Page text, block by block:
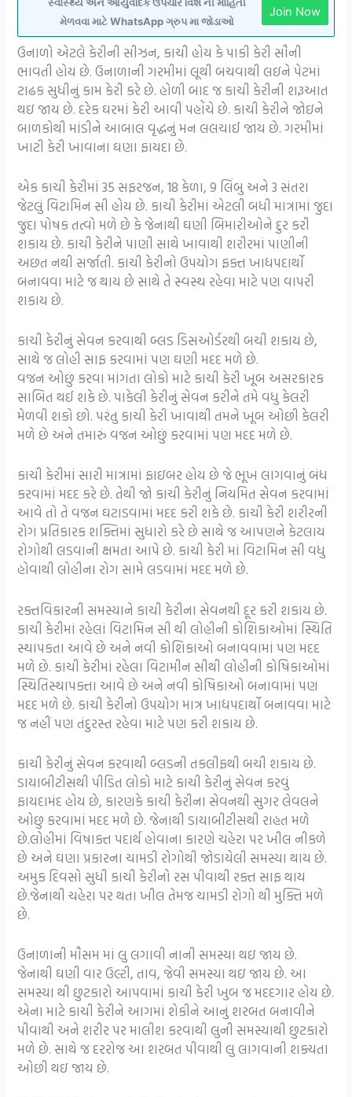
મેળવવા માટે WhatsApp ગ્રુપ મા જોડાઓ
Join Now
ઉનાળો એટલે કેરીની સીઝન, કાચી હોય કે પાકી કેરી સૌની
ભાવતી હોય છે. ઉનાળાની ગરમીમાં લૂથી બચવાથી લઇને પેટમાં
ટાઢક સુધીનું કામ કેરી કરે છે. હોળી બાદ જ કાચી કેરીની શરૂઆત
થઇ જાય છે. દરેક ઘરમાં કેરી આવી પહોંચે છે. કાચી કેરીને જોઇને
બાળકોથી માંડીને આબાલ વૃદ્ધનું મન લલચાઈ જાય છે. ગરમીમાં
ખાટી કેરી ખાવાના ઘણા ફાયદા છે.
એક કાચી કેરીમાં 35 સફરજન, 18 કેળા, 9 લિંબુ અને 3 સંતરા
જેટલું વિટામિન સી હોય છે. કાચી કેરીમાં એટલી બધી માત્રામાં જુદા
જુદા પોષક તત્વો મળે છે કે જેનાથી ઘણી બિમારીઓને દુર કરી
શકાય છે. કાચી કેરીને પાણી સાથે ખાવાથી શરીરમાં પાણીની
અછત નથી સર્જાતી. કાચી કેરીનો ઉપયોગ ફક્ત ખાદ્યપદાર્થો
બનાવવા માટે જ થાય છે સાથે તે સ્વસ્થ રહેવા માટે પણ વાપરી
શકાય છે.
કાચી કેરીનું સેવન કરવાથી બ્લડ ડિસઓર્ડરથી બચી શકાય છે,
સાથે જ લોહી સાફ કરવામાં પણ ઘણી મદદ મળે છે.
વજન ઓછું કરવા માંગતા લોકો માટે કાચી કેરી ખૂબ અસરકારક
સાબિત થઈ શકે છે. પાકેલી કેરીનું સેવન કરીને તમે વધુ કેલરી
મેળવી શકો છો. પરંતુ કાચી કેરી ખાવાથી તમને ખૂબ ઓછી કેલરી
મળે છે અને તમારું વજન ઓછું કરવામાં પણ મદદ મળે છે.
કાચી કેરીમાં સારી માત્રામાં ફાઇબર હોય છે જે ભૂખ લાગવાનું બંધ
કરવામાં મદદ કરે છે. તેથી જો કાચી કેરીનું નિયમિત સેવન કરવામાં
આવે તો તે વજન ઘટાડવામાં મદદ કરી શકે છે. કાચી કેરી શરીરની
રોગ પ્રતિકારક શક્તિમાં સુધારો કરે છે સાથે જ આપણને કેટલાય
રોગોથી લડવાની ક્ષમતા આપે છે. કાચી કેરી માં વિટામિન સી વધુ
હોવાથી લોહીના રોગ સામે લડવામાં મદદ મળે છે.
રક્તવિકારની સમસ્યાને કાચી કેરીના સેવનથી દૂર કરી શકાય છે.
કાચી કેરીમાં રહેલાં વિટામિન સી થી લોહીની કોશિકાઓમાં સ્થિતિ
સ્થાપકતા આવે છે અને નવી કોશિકાઓ બનાવવામાં પણ મદદ
મળે છે. કાચી કેરીમાં રહેલા વિટામીન સીથી લોહીની કોષિકાઓમાં
સ્થિતિસ્થાપક્તા આવે છે અને નવી કોષિકાઓ બનાવામાં પણ
મદદ મળે છે. કાચી કેરીનો ઉપયોગ માત્ર ખાદ્યપદાર્થો બનાવવા માટે
જ નહીં પણ તંદુરસ્ત રહેવા માટે પણ કરી શકાય છે.
કાચી કેરીનું સેવન કરવાથી બ્લડની તકલીફથી બચી શકાય છે.
ડાયાબીટીસથી પીડિત લોકો માટે કાચી કેરીનું સેવન કરવું
ફાયદામંદ હોય છે, કારણકે કાચી કેરીના સેવનથી સુગર લેવલને
ઓછુ કરવામાં મદદ મળે છે. જેનાથી ડાયાબીટીસથી રાહત મળે
છે.લોહીમાં વિષાક્ત પદાર્થ હોવાના કારણે ચહેરા પર ખીલ નીકળે
છે અને ઘણા પ્રકારના ચામડી રોગોથી જોડાયેલી સમસ્યા થાય છે.
અમુક દિવસો સુધી કાચી કેરીનો રસ પીવાથી રક્ત સાફ થાય
છે.જેનાથી ચહેરા પર થતા ખીલ તેમજ ચામડી રોગો થી મુક્તિ મળે
છે.
ઉનાળાની મૌસમ માં લુ લગાવી નાની સમસ્યા થઇ જાય છે.
જેનાથી ઘણી વાર ઉલ્ટી, તાવ, જેવી સમસ્યા થઇ જાય છે. આ
સમસ્યા થી છુટકારો આપવામાં કાચી કેરી ખુબ જ મદદગાર હોય છે.
એના માટે કાચી કેરીને આગમાં શેકીને આનું શરબત બનાવીને
પીવાથી અને શરીર પર માલીશ કરવાથી લુની સમસ્યાથી છુટકારો
મળે છે. સાથે જ દરરોજ આ શરબત પીવાથી લુ લાગવાની શક્યતા
ઓછી થઇ જાય છે.